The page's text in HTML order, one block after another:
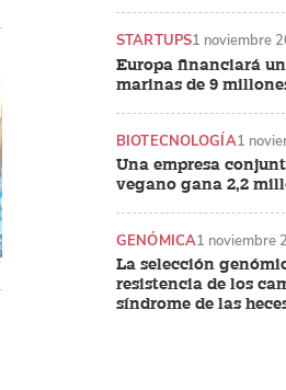
Europa financiará
marinas de 9
STARTUPS1 noviembre
Una empresa
vegano gana 2,2
BIOTECNOLOGÍA1
La selección
resistencia de los
síndrome de las
GENÓMICA1 noviembre